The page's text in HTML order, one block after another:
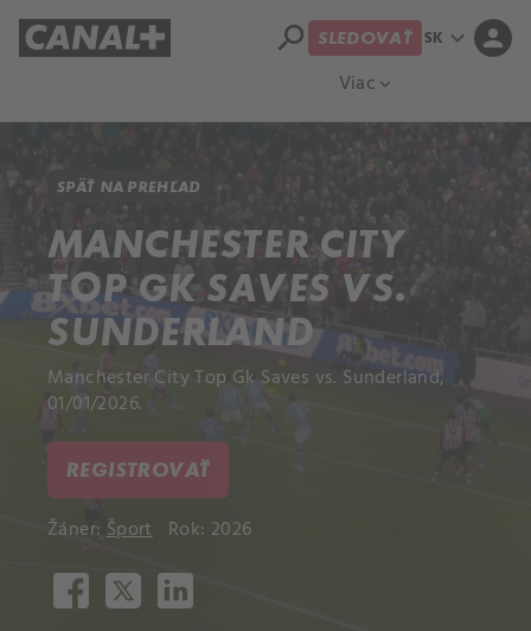
Viac expand_more
search SLEDOVAŤ SK expand_more person
SPÄŤ NA PREHĽAD
MANCHESTER CITY
TOP GK SAVES VS.
SUNDERLAND
Manchester City Top Gk Saves vs. Sunderland,
01/01/2026.
REGISTROVAŤ
Žáner: Šport Rok: 2026